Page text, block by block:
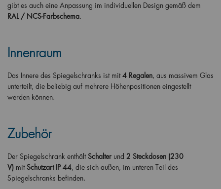
gibt es auch eine Anpassung im individuellen Design gemäß dem
RAL / NCS-Farbschema.
Innenraum
Das Innere des Spiegelschranks ist mit 4 Regalen, aus massivem Glas
unterteilt, die beliebig auf mehrere Höhenpositionen eingestellt
werden können.
Zubehör
Der Spiegelschrank enthält Schalter und 2 Steckdosen (230
V) mit Schutzart IP 44, die sich außen, im unteren Teil des
Spiegelschranks befinden.